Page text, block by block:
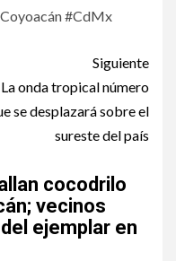
#CdMx
Siguiente
La onda tropical número
se desplazará sobre el
sureste del país
cocodrilo
vecinos
ejemplar en